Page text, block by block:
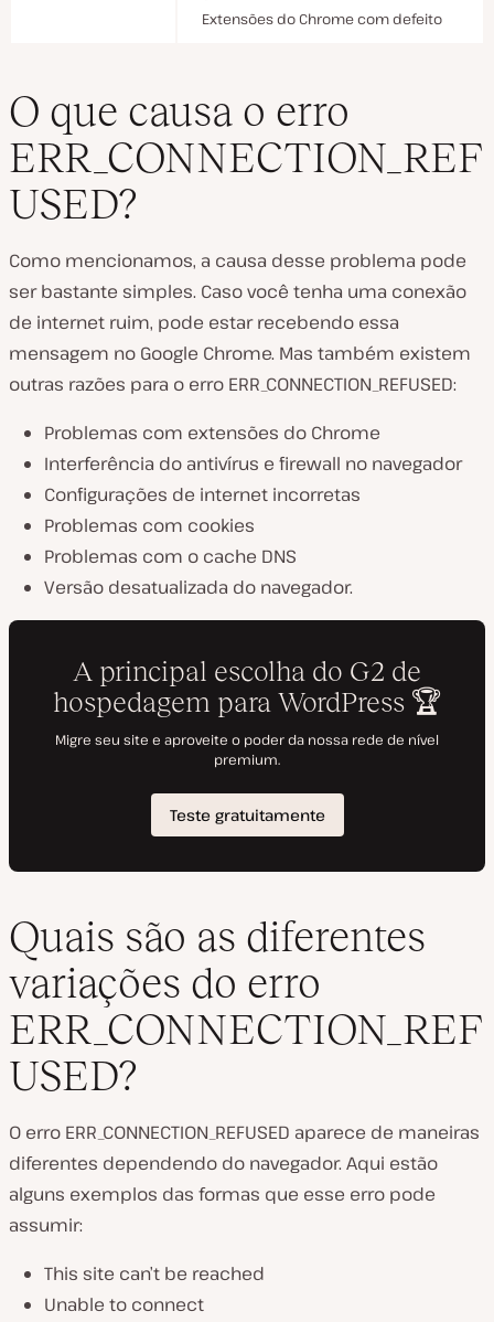
Extensões do Chrome com defeito
O que causa o erro
ERR_CONNECTION_REF
USED?
Como mencionamos, a causa desse problema pode
ser bastante simples. Caso você tenha uma conexão
de internet ruim, pode estar recebendo essa
mensagem no Google Chrome. Mas também existem
outras razões para o erro ERR_CONNECTION_REFUSED:
Problemas com extensões do Chrome
Interferência do antivírus e firewall no navegador
Configurações de internet incorretas
Problemas com cookies
Problemas com o cache DNS
Versão desatualizada do navegador.
Quais são as diferentes
variações do erro
ERR_CONNECTION_REF
USED?
O erro ERR_CONNECTION_REFUSED aparece de maneiras
diferentes dependendo do navegador. Aqui estão
alguns exemplos das formas que esse erro pode
assumir:
This site can’t be reached
Unable to connect